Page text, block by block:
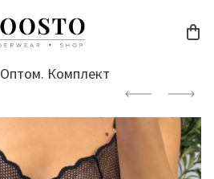
Оптом. Комплект